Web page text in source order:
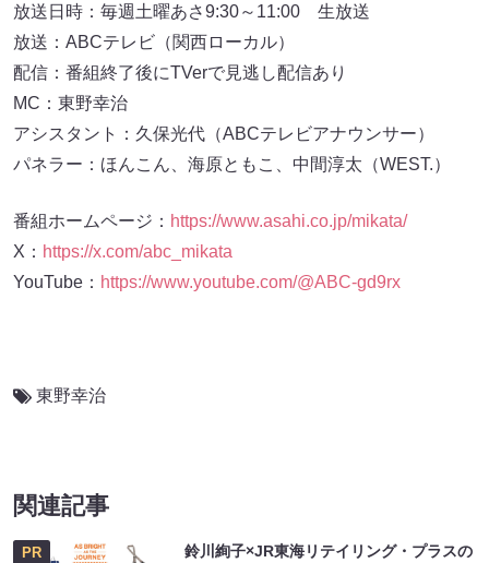
放送日時：毎週土曜あさ9:30～11:00 生放送
放送：ABCテレビ（関西ローカル）
配信：番組終了後にTVerで見逃し配信あり
MC：東野幸治
アシスタント：久保光代（ABCテレビアナウンサー）
パネラー：ほんこん、海原ともこ、中間淳太（WEST.）
番組ホームページ： https://www.asahi.co.jp/mikata/
X： https://x.com/abc_mikata
YouTube： https://www.youtube.com/@ABC-gd9rx
東野幸治
関連記事
PR
鈴川絢子×JR東海リテイリング・プラスの